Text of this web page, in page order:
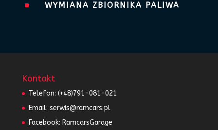
^ WYMIANA ZBIORNIKA PALIWA
Kontakt
Telefon: (+48)791-081-021
Email: serwis@ramcars.pl
Facebook: RamcarsGarage